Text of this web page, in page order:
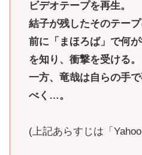
ビデオテープを再生。
結子が残したそのテー
前に「まほろば」で何
を知り、衝撃を受ける。
一方、竜哉は自らの手
べく…。
(上記あらすじは「